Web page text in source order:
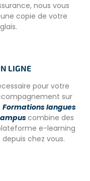
alimentaire
pas inclus
pas compris dans
congés lors des
entre les
de pouvoir
nous vous
copie de votre
LIGNE
pour votre
sur
Formations langues
combine des
e-learning
chez vous.